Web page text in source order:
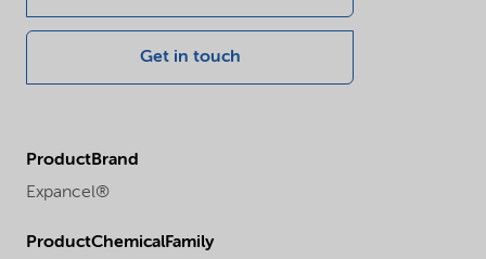
Get in touch
ProductBrand
Expancel®
ProductChemicalFamily